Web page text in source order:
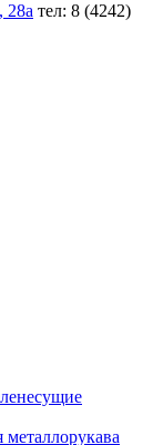
28а тел: 8 (4242)